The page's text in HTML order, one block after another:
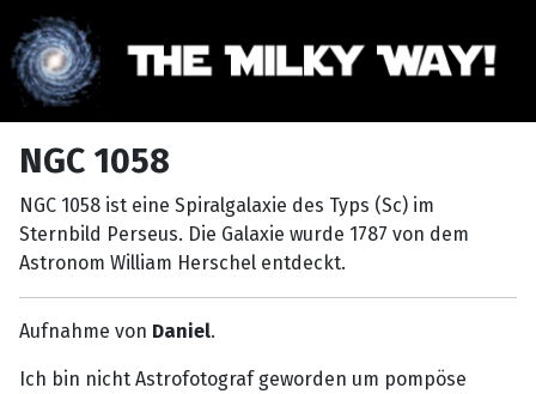
NGC 1058
NGC 1058 ist eine Spiralgalaxie des Typs (Sc) im
Sternbild Perseus. Die Galaxie wurde 1787 von dem
Astronom William Herschel entdeckt.
Aufnahme von Daniel.
Ich bin nicht Astrofotograf geworden um pompöse